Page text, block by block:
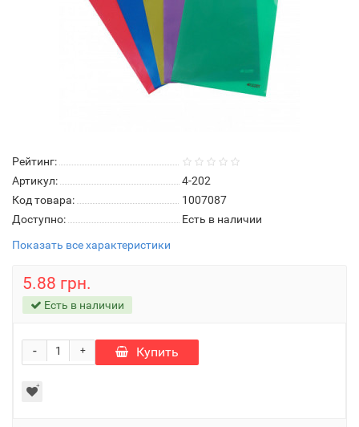
Рейтинг:
Артикул:
4-202
Код товара:
1007087
Доступно:
Есть в наличии
Показать все характеристики
5.88 грн.
Есть в наличии
+
- Купить